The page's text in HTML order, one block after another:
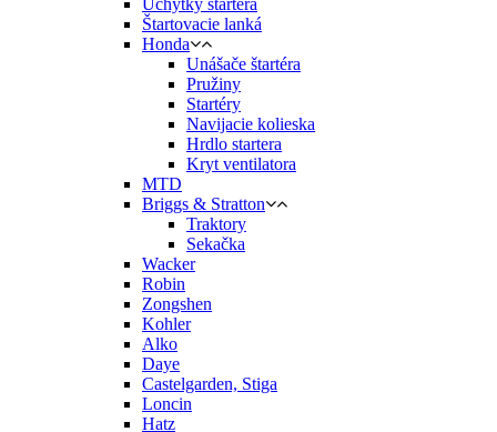
Úchytky štartéra
Štartovacie lanká
Honda
Unášače štartéra
Pružiny
Startéry
Navijacie kolieska
Hrdlo startera
Kryt ventilatora
MTD
Briggs & Stratton
Traktory
Sekačka
Wacker
Robin
Zongshen
Kohler
Alko
Daye
Castelgarden, Stiga
Loncin
Hatz